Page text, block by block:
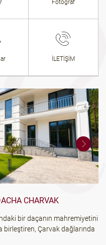
Fotoğraf
İLETİŞİM
CHARVAK
bir daçanın mahremiyetini
birleştiren, Çarvak dağlarında